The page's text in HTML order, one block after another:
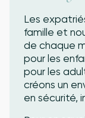
Les
famille et
de chaque
pour les
pour les
créons un
en sécurité,